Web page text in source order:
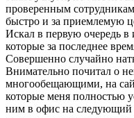
проверенным
быстро и за приемлемую
Искал в первую очередь в
которые за последнее
Совершенно случайно
Внимательно почитал о
многообещающими, на
которые меня полностью
ним в офис на следующий